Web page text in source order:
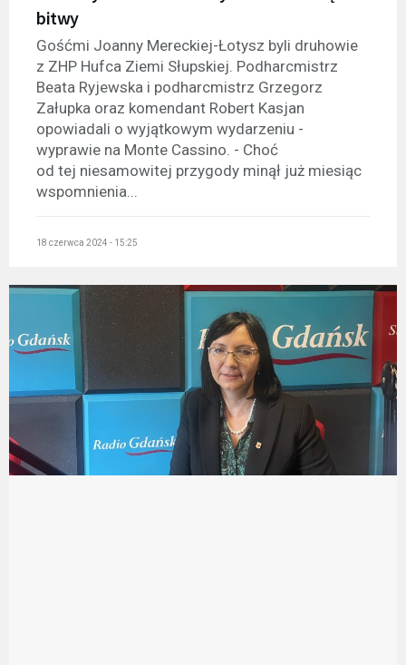
bitwy
Gośćmi Joanny Mereckiej-Łotysz byli druhowie
z ZHP Hufca Ziemi Słupskiej. Podharcmistrz
Beata Ryjewska i podharcmistrz Grzegorz
Załupka oraz komendant Robert Kasjan
opowiadali o wyjątkowym wydarzeniu -
wyprawie na Monte Cassino. - Choć
od tej niesamowitej przygody minął już miesiąc
wspomnienia...
18 czerwca 2024 - 15:25